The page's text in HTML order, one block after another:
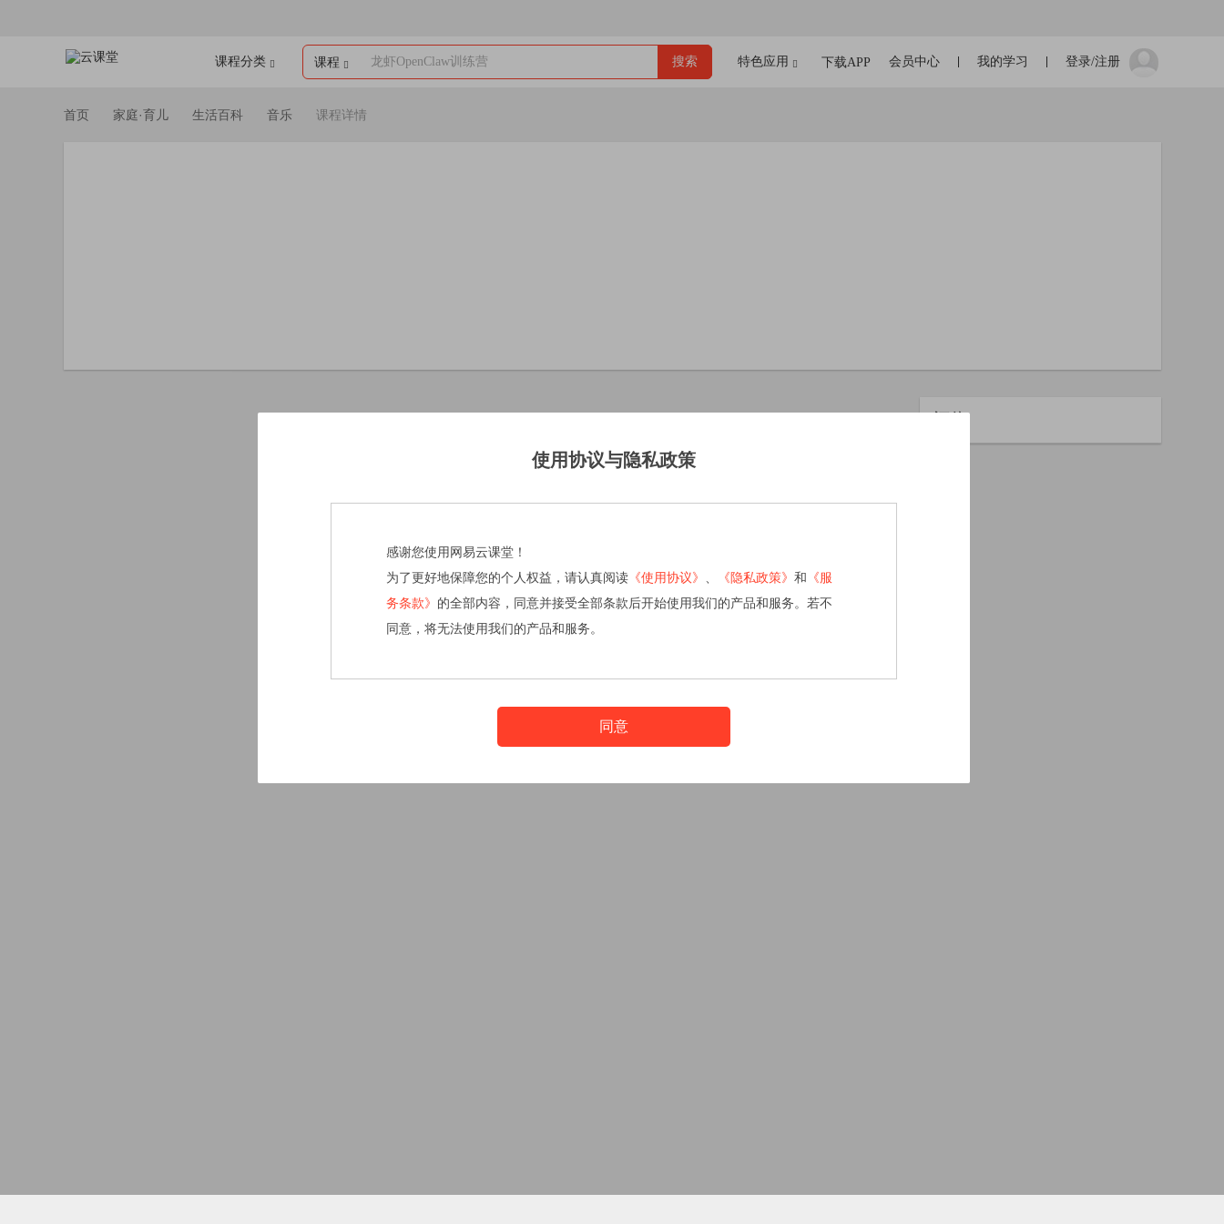
课程分类 课程 龙虾OpenClaw训练营 搜索 特色应用 下载APP 登录/注册
我的学习
会员中心
首页 家庭·育儿 生活百科 音乐 课程详情
使用协议与隐私政策
感谢您使用网易云课堂！
为了更好地保障您的个人权益，请认真阅读 《使用协议》 《隐私政策》 和 《服
务条款》 的全部内容，同意并接受全部条款后开始使用我们的产品和服务。若不
同意，将无法使用我们的产品和服务。
同意